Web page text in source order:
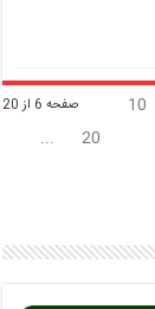
صفحه 6 از 20
10
20
...